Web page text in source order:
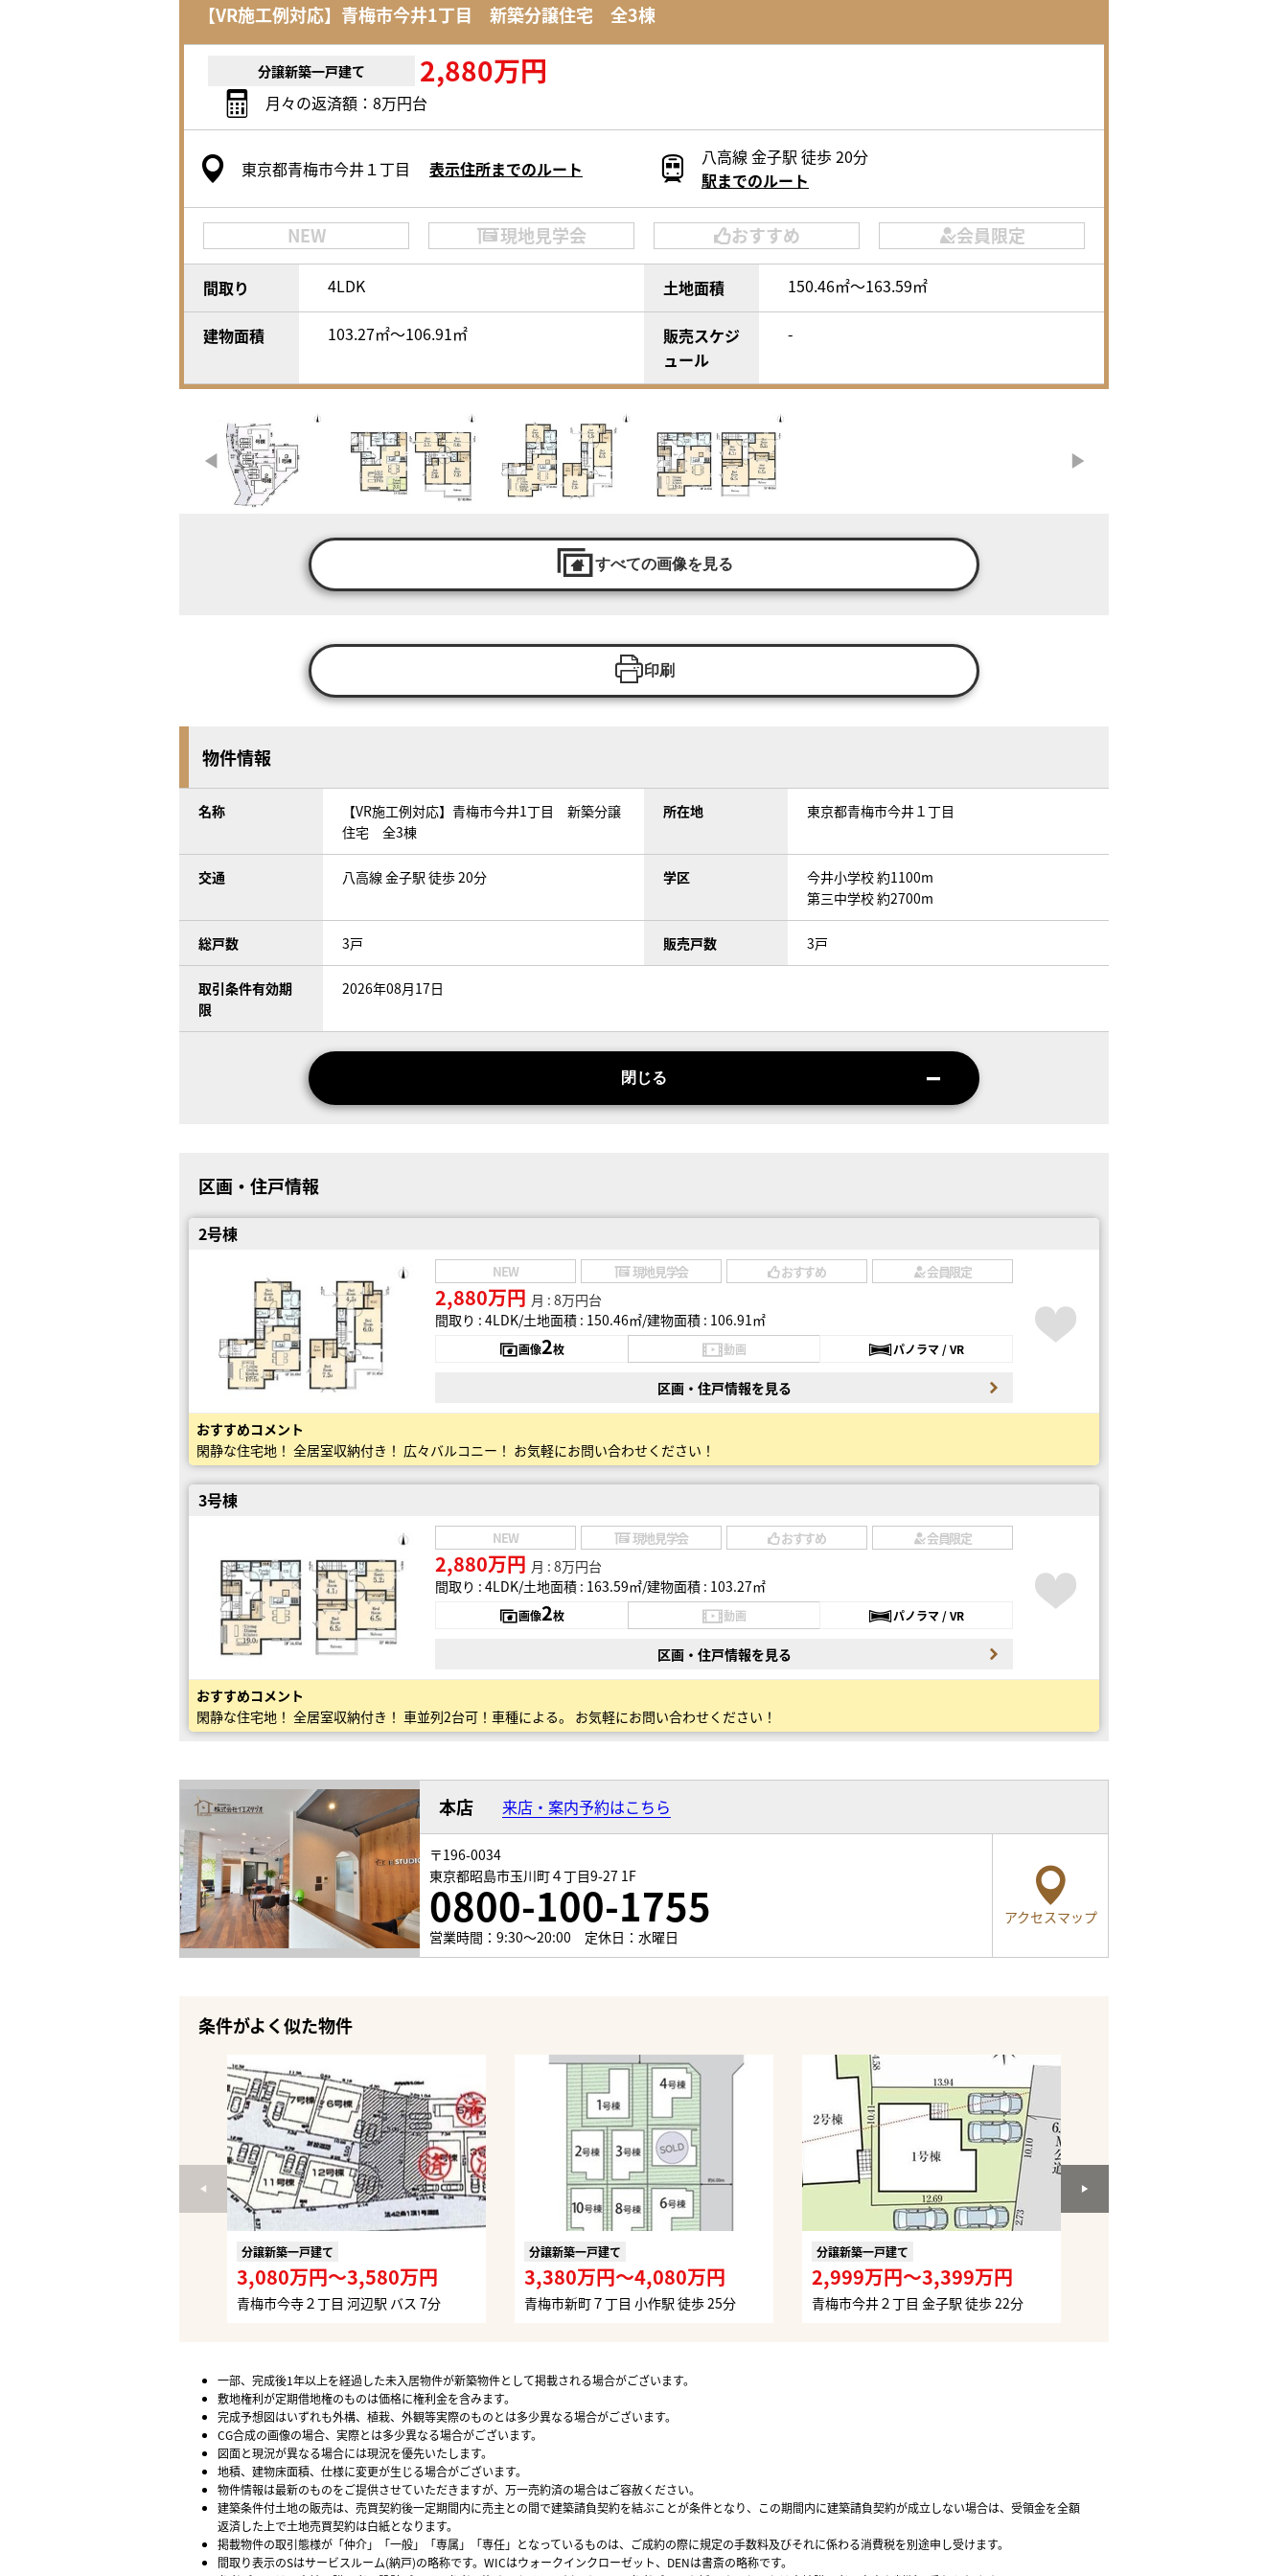
【VR施工例対応】青梅市今井1丁目 新築分譲住宅 全3棟
分譲新築一戸建て 2,880万円
月々の返済額：8万円台
東京都青梅市今井１丁目 表示住所までのルート
八高線 金子駅 徒歩 20分
駅までのルート
NEW 現地見学会 おすすめ 会員限定
間取り 4LDK 土地面積 150.46㎡〜163.59㎡
建物面積 103.27㎡〜106.91㎡
販売スケジ
ュール
-
すべての画像を見る
印刷
物件情報
名称
【VR施工例対応】青梅市今井1丁目 新築分譲
住宅 全3棟
所在地 東京都青梅市今井１丁目
交通 八高線 金子駅 徒歩 20分 学区
今井小学校 約1100m
第三中学校 約2700m
総戸数 3戸 販売戸数 3戸
取引条件有効期
限
2026年08月17日
閉じる
区画・住戸情報
2号棟
NEW 現地見学会 おすすめ 会員限定
2,880万円 月 : 8万円台
間取り : 4LDK 土地面積 : 150.46㎡ 建物面積 : 106.91㎡
画像2枚 動画 パノラマ / VR
区画・住戸情報を見る
おすすめコメント
閑静な住宅地！ 全居室収納付き！ 広々バルコニー！ お気軽にお問い合わせください！
3号棟
NEW 現地見学会 おすすめ 会員限定
2,880万円 月 : 8万円台
間取り : 4LDK 土地面積 : 163.59㎡ 建物面積 : 103.27㎡
画像2枚 動画 パノラマ / VR
区画・住戸情報を見る
おすすめコメント
閑静な住宅地！ 全居室収納付き！ 車並列2台可！車種による。 お気軽にお問い合わせください！
本店 来店・案内予約はこちら
〒196-0034
東京都昭島市玉川町４丁目9-27 1F
0800-100-1755
営業時間：9:30～20:00 定休日：水曜日
アクセスマップ
条件がよく似た物件
分譲新築一戸建て
3,080万円〜3,580万円
青梅市今寺２丁目 河辺駅 バス 7分
分譲新築一戸建て
3,380万円〜4,080万円
青梅市新町７丁目 小作駅 徒歩 25分
分譲新築一戸建て
2,999万円〜3,399万円
青梅市今井２丁目 金子駅 徒歩 22分
一部、完成後1年以上を経過した未入居物件が新築物件として掲載される場合がございます。
敷地権利が定期借地権のものは価格に権利金を含みます。
完成予想図はいずれも外構、植栽、外観等実際のものとは多少異なる場合がございます。
CG合成の画像の場合、実際とは多少異なる場合がございます。
図面と現況が異なる場合には現況を優先いたします。
地積、建物床面積、仕様に変更が生じる場合がございます。
物件情報は最新のものをご提供させていただきますが、万一売約済の場合はご容赦ください。
建築条件付土地の販売は、売買契約後一定期間内に売主との間で建築請負契約を結ぶことが条件となり、この期間内に建築請負契約が成立しない場合は、受領金を全額
返済した上で土地売買契約は白紙となります。
掲載物件の取引態様が「仲介」「一般」「専属」「専任」となっているものは、ご成約の際に規定の手数料及びそれに係わる消費税を別途申し受けます。
間取り表示のSはサービスルーム(納戸)の略称です。WICはウォークインクローゼット、DENは書斎の略称です。